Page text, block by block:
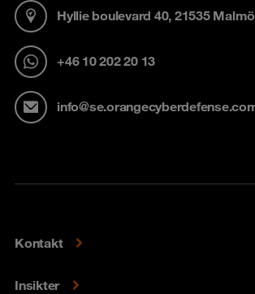
Hyllie boulevard 40, 21535
+46 10 202 20 13
Kontakt
Insikter